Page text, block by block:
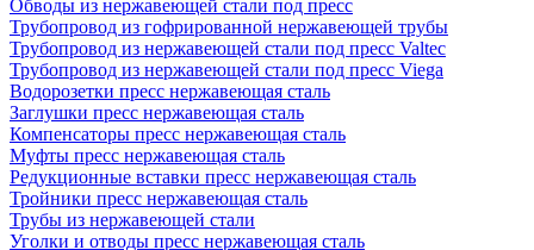
Обводы из нержавеющей стали под пресс
Трубопровод из гофрированной нержавеющей трубы
Трубопровод из нержавеющей стали под пресс Valtec
Трубопровод из нержавеющей стали под пресс Viega
Водорозетки пресс нержавеющая сталь
Заглушки пресс нержавеющая сталь
Компенсаторы пресс нержавеющая сталь
Муфты пресс нержавеющая сталь
Редукционные вставки пресс нержавеющая сталь
Тройники пресс нержавеющая сталь
Трубы из нержавеющей стали
Уголки и отводы пресс нержавеющая сталь